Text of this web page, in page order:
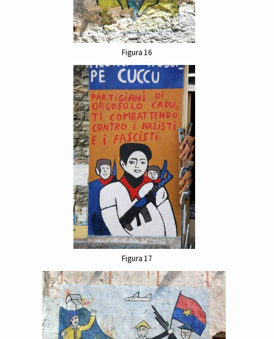
Figura 16
Figura 17